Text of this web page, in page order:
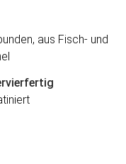
aus Fisch- und